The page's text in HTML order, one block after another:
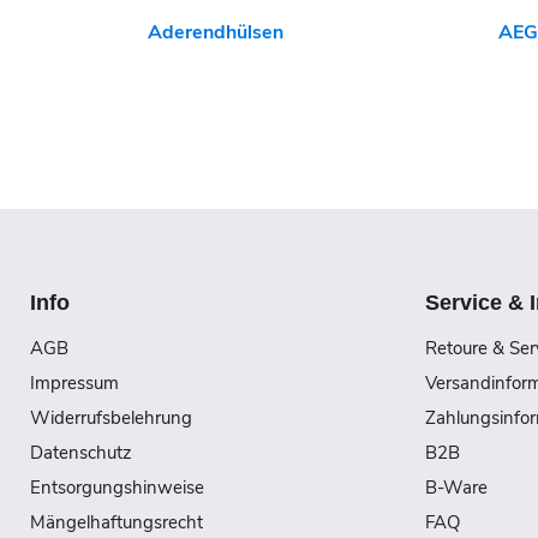
Aderendhülsen
Info
AGB
Impressum
Widerrufsbelehrung
Datenschutz
Entsorgungshinweise
Mängelhaftungsrecht
Service &
Retoure &
B2B
B-Ware
FAQ